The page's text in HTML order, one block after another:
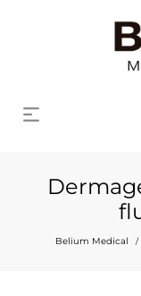
Belium Medical /